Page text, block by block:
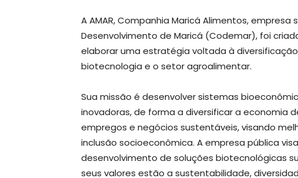
A AMAR, Companhia Maricá Alimentos,
Desenvolvimento de Maricá (Codemar), foi
elaborar uma estratégia voltada à
biotecnologia e o setor agroalimentar.
Sua missão é desenvolver sistemas
inovadoras, de forma a diversificar a economia
empregos e negócios sustentáveis, visando
inclusão socioeconômica. A empresa pública
desenvolvimento de soluções biotecnológicas
seus valores estão a sustentabilidade,